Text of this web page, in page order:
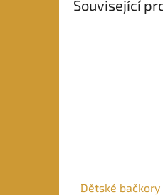
Související
Dětské